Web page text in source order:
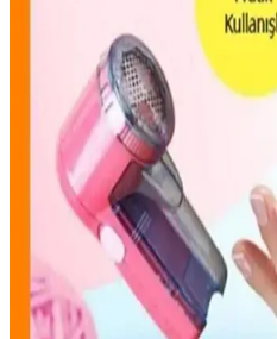
Insua Şarjlı Tiftik ve
Makinesi Özellikleri ve
Insua şarjlı tüy temizleme
şeffaf tüy deposuyla,
kullanım kolaylığı sağlar ve
Kedi Tüyü Toplama
ve Ekonomik Çözüm
Kedi tüyü toplama rulosu,
hızlıca toplar, tekrar kullanılabilir
ve mobilya temizliğinde pratik